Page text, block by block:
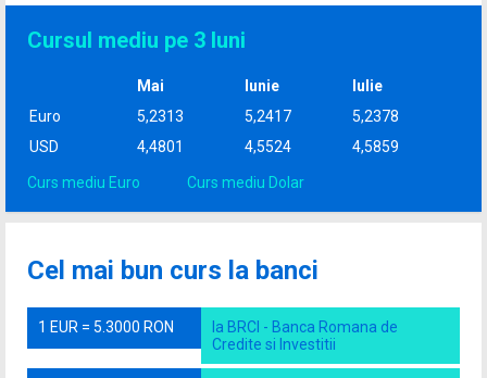
Cursul mediu pe 3 luni
Mai Iunie
Iulie
Euro
5,2313 5,2417
5,2378
USD
4,4801 4,5524 4,5859
Curs mediu Euro Curs mediu Dolar
Cel mai bun curs la banci
1 EUR = 5.3000 RON
la BRCI - Banca Romana de
Credite si Investitii